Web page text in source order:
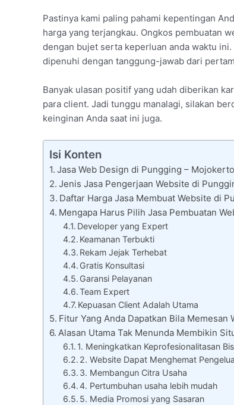
Pastinya kami paling pahami kepentingan
harga yang terjangkau. Ongkos pembuatan
dengan bujet serta keperluan anda waktu
dipenuhi dengan tanggung-jawab dari
Banyak ulasan positif yang udah diberikan
para client. Jadi tunggu manalagi, silakan
keinginan Anda saat ini juga.
Isi Konten
Jasa Web Design di Pungging – Mojokerto
Jenis Jasa Pengerjaan Website di
Daftar Harga Jasa Membuat Website di
Mengapa Harus Pilih Jasa Pembuatan
Developer yang Expert
Keamanan Terbukti
Rekam Jejak Terhebat
Gratis Konsultasi
Garansi Pelayanan
Team Expert
Kepuasan Client Adalah Utama
Fitur Yang Anda Dapatkan Bila
Alasan Utama Tak Menunda Membikin
1. Meningkatkan Keprofesionalitasan
2. Website Dapat Menghemat
3. Membangun Citra Usaha
4. Pertumbuhan usaha lebih mudah
5. Media Promosi yang Sasaran